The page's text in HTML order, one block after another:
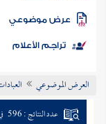
الكتب
موضوعي
تراجم الأعلام
العرض الموضوعي
عدد النتائج : 596